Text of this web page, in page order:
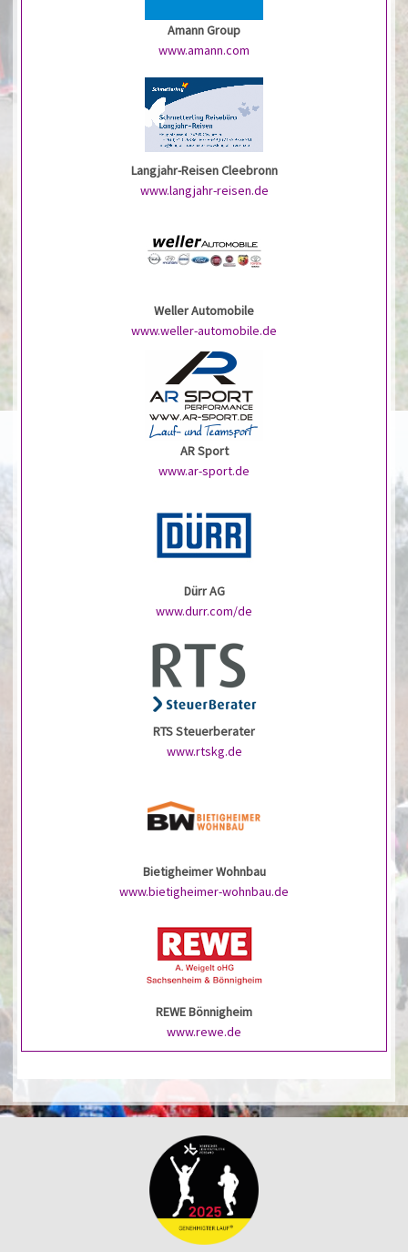
Amann Group
www.amann.com
Langjahr-Reisen Cleebronn
www.langjahr-reisen.de
Weller Automobile
www.weller-automobile.de
AR Sport
www.ar-sport.de
Dürr AG
www.durr.com/de
RTS Steuerberater
www.rtskg.de
Bietigheimer Wohnbau
www.bietigheimer-wohnbau.de
REWE Bönnigheim
www.rewe.de